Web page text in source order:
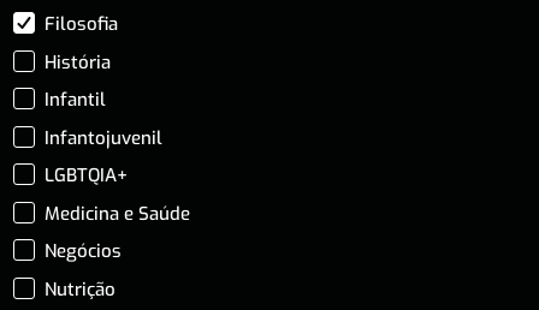
Filosofia
História
Infantil
Infantojuvenil
LGBTQIA+
Medicina e Saúde
Negócios
Nutrição